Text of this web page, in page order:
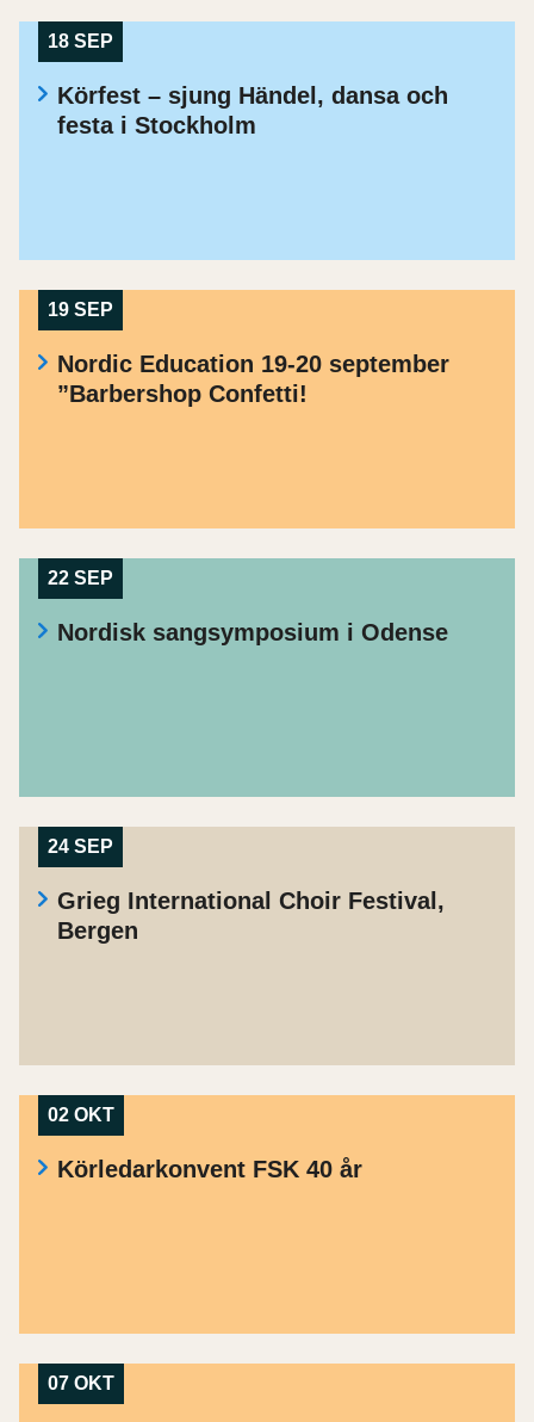
18 SEP
Körfest – sjung Händel, dansa och
festa i Stockholm
19 SEP
Nordic Education 19-20 september
”Barbershop Confetti!
22 SEP
Nordisk sangsymposium i Odense
24 SEP
Grieg International Choir Festival,
Bergen
02 OKT
Körledarkonvent FSK 40 år
07 OKT